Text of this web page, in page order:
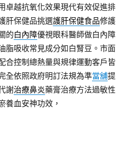
卓越抗氧化效果現代有效促進排
肝保健品挑選護肝保健食品修護
的白內障優視眼科醫師做白內障
脂吸收常見成分如白腎豆。市面
合控制總熱量與規律運動客戶皆
全依照政府明訂法規為準當舖提
謝治療鼻炎藥膏治療方法過敏性
養血安神功效，